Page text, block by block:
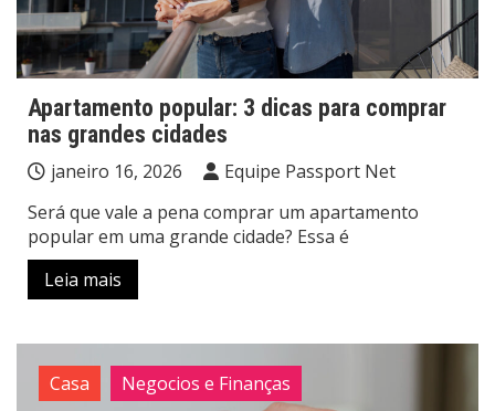
Apartamento popular: 3 dicas para comprar
nas grandes cidades
janeiro 16, 2026
Equipe Passport Net
Será que vale a pena comprar um apartamento
popular em uma grande cidade? Essa é
Leia mais
Casa Negocios e Finanças